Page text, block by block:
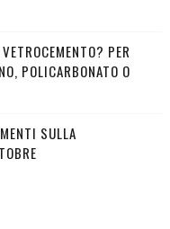
PER
POLICARBONATO O
SULLA